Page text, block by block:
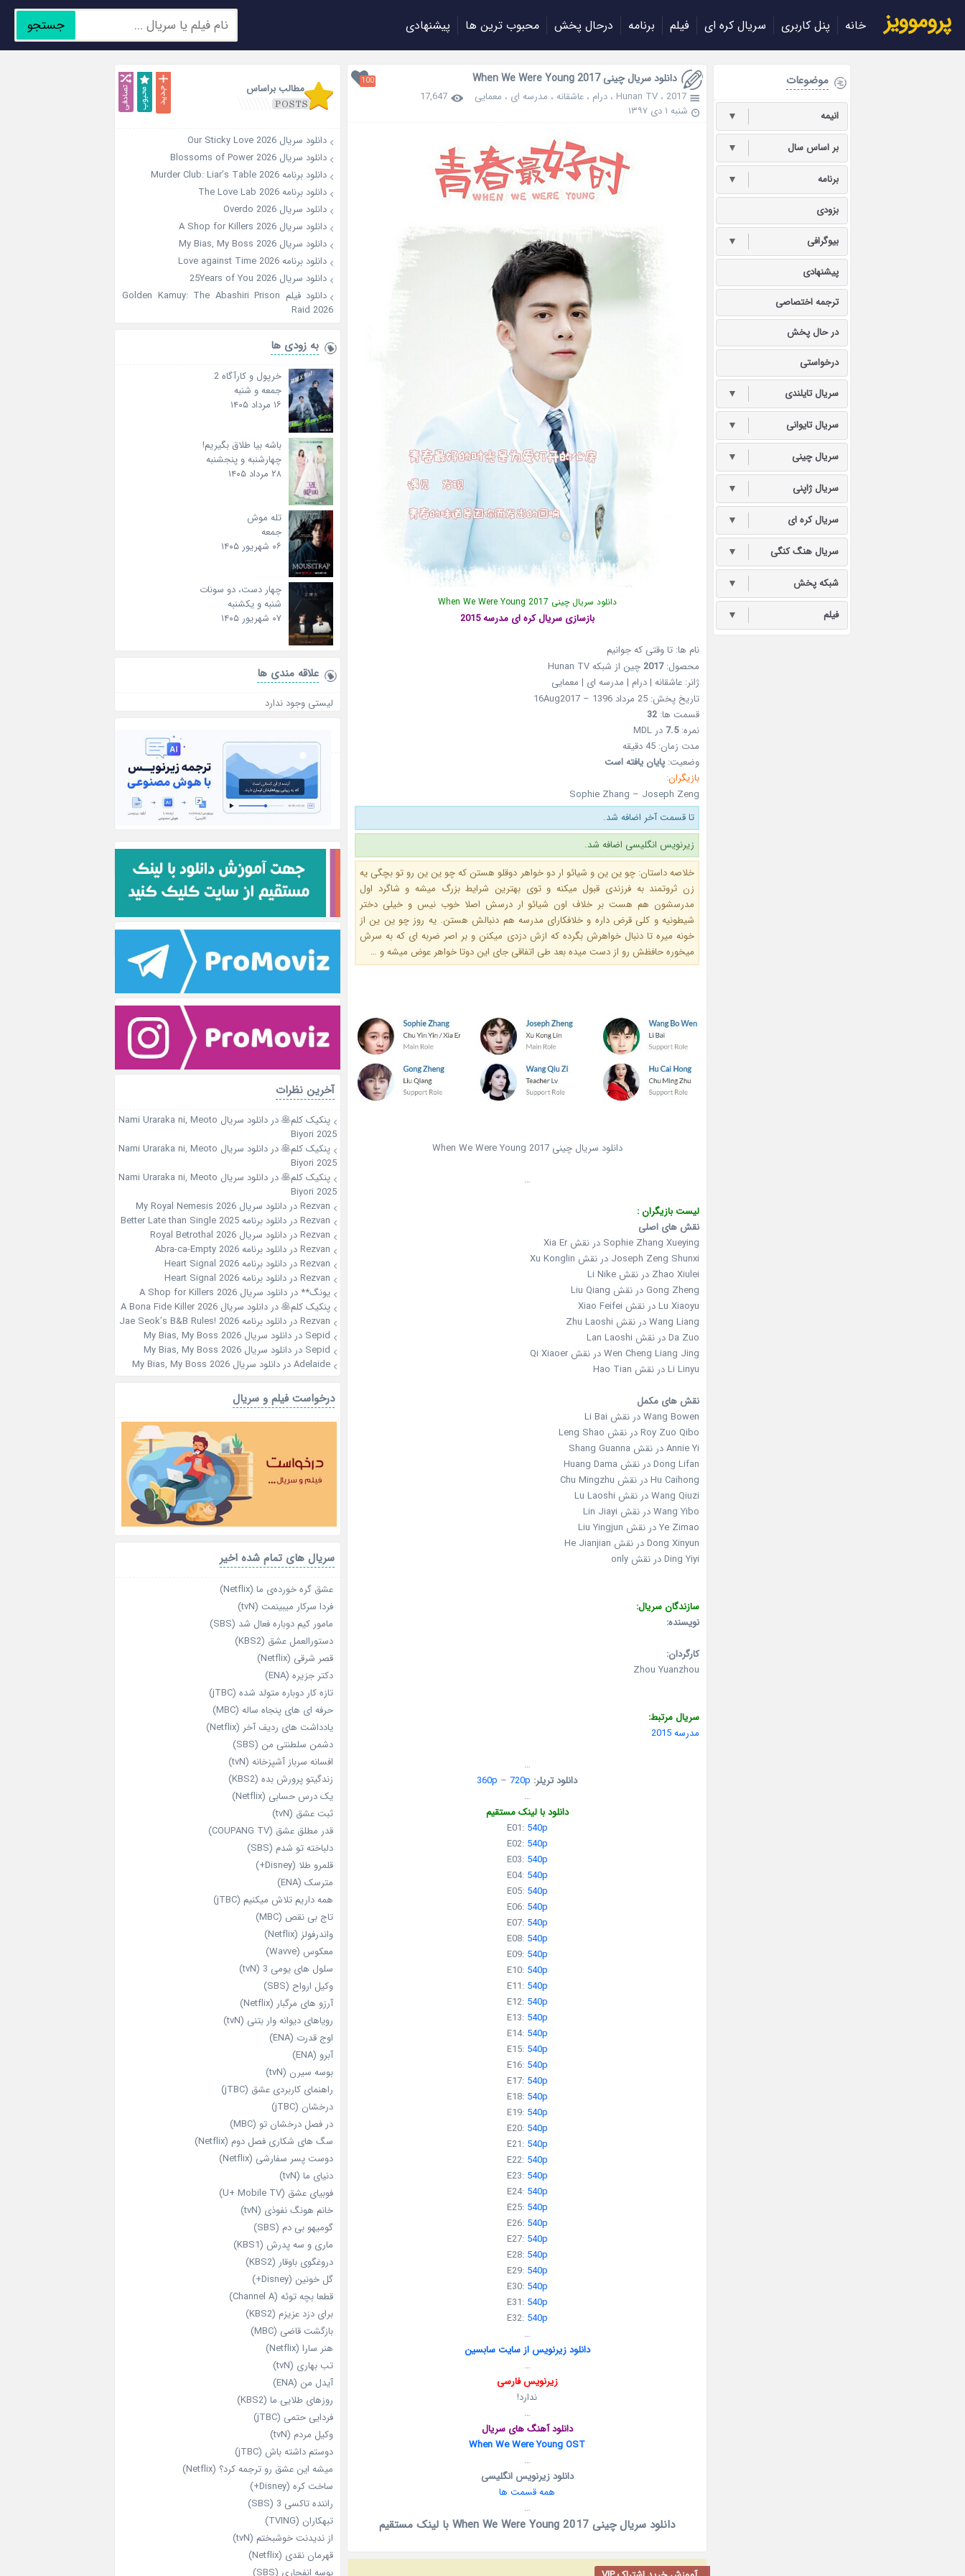
پروموویز خانه پنل کاربری سریال کره ای فیلم برنامه درحال پخش محبوب ترین ها پیشنهادی جستجو
دانلود سریال چینی When We Were Young 2017 100
2017 ، Hunan TV ، درام ، عاشقانه ، مدرسه ای ، معمایی
17,647
شنبه ۱ دی ۱۳۹۷
دانلود سریال چینی When We Were Young 2017
بازسازی سریال کره ای مدرسه 2015
نام ها: تا وقتی که جوانیم
محصول:2017چین از شبکه Hunan TV
ژانر: عاشقانه | درام | مدرسه ای | معمایی
تاریخ پخش: 25 مرداد 1396 – 16Aug2017
قسمت ها: 32
نمره:7.5در MDL
مدت زمان: 45 دقیقه
وضعیت: پایان یافته است
بازیگران:
Sophie Zhang – Joseph Zeng
تا قسمت آخر اضافه شد.
زیرنویس انگلیسی اضافه شد.
خلاصه داستان: چو ین ین و شیائو ار دو خواهر دوقلو هستن که چو ین ین رو تو بچگی یه
زن ثروتمند به فرزندی قبول میکنه و توی بهترین شرایط بزرگ میشه و شاگرد اول
مدرسشون هم هست بر خلاف اون شیائو ار درسش اصلا خوب نیس و خیلی دختر
شیطونیه و کلی قرض داره و خلافکارای مدرسه هم دنبالش هستن. یه روز چو ین ین از
خونه میره تا دنبال خواهرش بگرده که ازش دزدی میکنن و بر اصر ضربه ای که به سرش
میخوره حافظش رو از دست میده بعد طی اتفاقی جای این دوتا خواهر عوض میشه و …
دانلود سریال چینی When We Were Young 2017
…
لیست بازیگران :
نقش های اصلی
Sophie Zhang Xueying در نقش Xia Er
Joseph Zeng Shunxi در نقش Xu Konglin
Zhao Xiulei در نقش Li Nike
Gong Zheng در نقش Liu Qiang
Lu Xiaoyu در نقش Xiao Feifei
Wang Liang در نقش Zhu Laoshi
Da Zuo در نقش Lan Laoshi
Wen Cheng Liang Jing در نقش Qi Xiaoer
Li Linyu در نقش Hao Tian
نقش های مکمل
Wang Bowen در نقش Li Bai
Roy Zuo Qibo در نقش Leng Shao
Annie Yi در نقش Shang Guanna
Dong Lifan در نقش Huang Dama
Hu Caihong در نقش Chu Mingzhu
Wang Qiuzi در نقش Lu Laoshi
Wang Yibo در نقش Lin Jiayi
Ye Zimao در نقش Liu Yingjun
Dong Xinyun در نقش He Jianjian
Ding Yiyi در نقش only
سازندگان سریال:
نویسنده:
کارگردان:
Zhou Yuanzhou
سریال مرتبط:
مدرسه 2015
…
دانلود تریلر:
360p – 720p
…
دانلود با لینک مستقیم
E01: 540p
E02: 540p
E03: 540p
E04: 540p
E05: 540p
E06: 540p
E07: 540p
E08: 540p
E09: 540p
E10: 540p
E11: 540p
E12: 540p
E13: 540p
E14: 540p
E15: 540p
E16: 540p
E17: 540p
E18: 540p
E19: 540p
E20: 540p
E21: 540p
E22: 540p
E23: 540p
E24: 540p
E25: 540p
E26: 540p
E27: 540p
E28: 540p
E29: 540p
E30: 540p
E31: 540p
E32: 540p
…
دانلود زیرنویس از سایت سابسین
…
زیرنویس فارسی
ندارد!
…
دانلود آهنگ های سریال
When We Were Young OST
…
دانلود زیرنویس انگلیسی
همه قسمت ها
…
دانلود سریال چینی When We Were Young 2017 با لینک مستقیم
موضوعات
انیمه ▼
بر اساس سال ▼
برنامه ▼
بزودی
بیوگرافی ▼
پیشنهادی
ترجمه اختصاصی
در حال پخش
درخواستی
سریال تایلندی ▼
سریال تایوانی ▼
سریال چینی ▼
سریال ژاپنی ▼
سریال کره ای ▼
سریال هنگ کنگی ▼
شبکه پخش ▼
فیلم ▼
مطالب براساس
دانلود سریال Our Sticky Love 2026
دانلود سریال Blossoms of Power 2026
دانلود برنامه Murder Club: Liar’s Table 2026
دانلود برنامه The Love Lab 2026
دانلود سریال Overdo 2026
دانلود سریال A Shop for Killers 2026
دانلود سریال My Bias, My Boss 2026
دانلود برنامه Love against Time 2026
دانلود سریال 25Years of You 2026
دانلود فیلم Golden Kamuy: The Abashiri Prison
Raid 2026
به زودی ها
خرپول و کارآگاه 2
جمعه و شنبه
۱۶ مرداد ۱۴۰۵
باشه بیا طلاق بگیریم!
چهارشنبه و پنجشنبه
۲۸ مرداد ۱۴۰۵
تله موش
جمعه
۰۶ شهریور ۱۴۰۵
چهار دست، دو سونات
شنبه و یکشنبه
۰۷ شهریور ۱۴۰۵
علاقه‌ مندی ها
لیستی وجود ندارد
آخرین نظرات
پنکیک کلم🥞در
دانلود سریال Nami Uraraka ni, Meoto
Biyori 2025
پنکیک کلم🥞در
دانلود سریال Nami Uraraka ni, Meoto
Biyori 2025
پنکیک کلم🥞در
دانلود سریال Nami Uraraka ni, Meoto
Biyori 2025
Rezvanدر دانلود سریال My Royal Nemesis 2026
Rezvanدر دانلود برنامه Better Late than Single 2025
Rezvanدر دانلود سریال Royal Betrothal 2026
Rezvanدر دانلود برنامه Abra-ca-Empty 2026
Rezvanدر دانلود برنامه Heart Signal 2026
Rezvanدر دانلود برنامه Heart Signal 2026
یونگ** در دانلود سریال A Shop for Killers 2026
پنکیک کلم🥞در دانلود سریال A Bona Fide Killer 2026
Rezvanدر دانلود برنامه Jae Seok’s B&B Rules! 2026
Sepid در دانلود سریال My Bias, My Boss 2026
Sepid در دانلود سریال My Bias, My Boss 2026
Adelaideدر دانلود سریال My Bias, My Boss 2026
درخواست فیلم و سریال
سریال های تمام شده اخیر
عشق گره خورده‌ی ما (Netflix)
فردا سرکار میبینمت (tvN)
مامور کیم دوباره فعال شد (SBS)
دستورالعمل عشق (KBS2)
قصر شرقی (Netflix)
دکتر جزیره (ENA)
تازه‌ کار دوباره‌ متولد شده (jTBC)
حرفه‌ ای‌ های پنجاه‌ ساله (MBC)
یادداشت‌ های ردیف آخر (Netflix)
دشمن سلطنتی من (SBS)
افسانه سرباز آشپزخانه (tvN)
زندگیتو پرورش بده (KBS2)
یک درس حسابی (Netflix)
ثبت عشق (tvN)
قدر مطلق عشق (COUPANG TV)
دلباخته تو شدم (SBS)
قلمرو طلا (Disney+)
مترسک (ENA)
همه داریم تلاش میکنیم (jTBC)
تاج بی‌ نقص (MBC)
واندرفولز (Netflix)
معکوس (Wavve)
سلول های یومی 3 (tvN)
وکیل ارواح (SBS)
آرزو های مرگبار (Netflix)
رویاهای دیوانه‌ وار بتنی (tvN)
اوج قدرت (ENA)
آبرو (ENA)
بوسه سیرن (tvN)
راهنمای کاربردی عشق (jTBC)
درخشان (jTBC)
در فصل درخشان تو (MBC)
سگ های شکاری فصل دوم (Netflix)
دوست‌ پسر سفارشی (Netflix)
دنیای ما (tvN)
فوبیای عشق (U+ Mobile TV)
خانم هونگ نفوذی (tvN)
گومیهو بی دم (SBS)
ماری و سه پدرش (KBS1)
دروغگوی باوقار (KBS2)
گل خونین (Disney+)
قطعا بچه توئه (Channel A)
برای دزد عزیزم (KBS2)
بازگشت قاضی (MBC)
هنر سارا (Netflix)
تب بهاری (tvN)
آیدل من (ENA)
روزهای طلایی ما (KBS2)
فردایی حتمی (jTBC)
وکیل مردم (tvN)
دوستم داشته باش (jTBC)
میشه این عشق رو ترجمه کرد؟ (Netflix)
ساخت کره (Disney+)
راننده تاکسی 3 (SBS)
تبهکاران (TVING)
از ندیدنت خوشبختم (tvN)
قهرمان نقدی (Netflix)
بوسه انفجاری (SBS)